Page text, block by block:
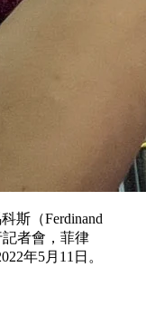
斯（Ferdinand
記者會，菲律
年5月11日。